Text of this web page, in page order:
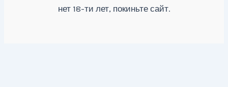
нет 18-ти лет, покиньте сайт.